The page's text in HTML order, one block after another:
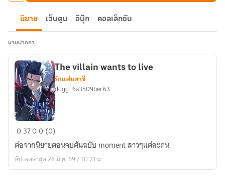
นิยาย เว็บตูน อีบุ๊ก คอลเล็กชัน
นามปากกา
The
villain
wants
to
The villain wants to live
รักแฟนตาซี
ddgg_6a3509bec63
03700 (0)
ต่อจากนิยายตอนจบต้นฉบับ moment สาวๆแต่ละคน
อัปเดตล่าสุด 28 มิ.ย. 69 / 10:21 น.